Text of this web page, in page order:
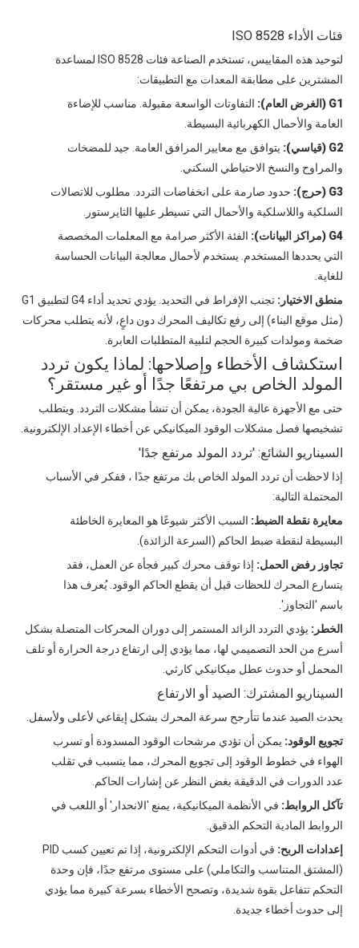
فئات الأداء ISO 8528
لتوحيد هذه المقاييس، تستخدم الصناعة فئات ISO 8528 لمساعدة
المشترين على مطابقة المعدات مع التطبيقات:
G1 (الغرض العام):
التفاوتات الواسعة مقبولة. مناسب للإضاءة
العامة والأحمال الكهربائية البسيطة.
G2 (قياسي):
يتوافق مع معايير المرافق العامة. جيد للمضخات
والمراوح والنسخ الاحتياطي السكني.
G3 (حرج):
حدود صارمة على انخفاضات التردد. مطلوب للاتصالات
السلكية واللاسلكية والأحمال التي تسيطر عليها الثايرستور.
G4 (مراكز البيانات):
الفئة الأكثر صرامة مع المعلمات المخصصة
التي يحددها المستخدم. يستخدم لأحمال معالجة البيانات الحساسة
للغاية.
منطق الاختيار:
تجنب الإفراط في التحديد. يؤدي تحديد أداء G4 لتطبيق G1
(مثل موقع البناء) إلى رفع تكاليف المحرك دون داعٍ، لأنه يتطلب محركات
ضخمة ومولدات كبيرة الحجم لتلبية المتطلبات العابرة.
استكشاف الأخطاء وإصلاحها: لماذا يكون تردد
المولد الخاص بي مرتفعًا جدًا أو غير مستقر؟
حتى مع الأجهزة عالية الجودة، يمكن أن تنشأ مشكلات التردد. ويتطلب
تشخيصها فصل مشكلات الوقود الميكانيكي عن أخطاء الإعداد الإلكترونية.
السيناريو الشائع: 'تردد المولد مرتفع جدًا'
إذا لاحظت أن تردد المولد الخاص بك مرتفع جدًا ، ففكر في الأسباب
المحتملة التالية:
معايرة نقطة الضبط: السبب الأكثر شيوعًا هو المعايرة الخاطئة
البسيطة لنقطة ضبط الحاكم (السرعة الزائدة).
تجاوز رفض الحمل: إذا توقف محرك كبير فجأة عن العمل، فقد
يتسارع المحرك للحظات قبل أن يقطع الحاكم الوقود. يُعرف هذا
باسم 'التجاوز'.
الخطر: يؤدي التردد الزائد المستمر إلى دوران المحركات المتصلة بشكل
أسرع من الحد التصميمي لها، مما يؤدي إلى ارتفاع درجة الحرارة أو تلف
المحمل أو حدوث عطل ميكانيكي كارثي.
السيناريو المشترك: الصيد أو الارتفاع
يحدث الصيد عندما تتأرجح سرعة المحرك بشكل إيقاعي لأعلى ولأسفل.
تجويع الوقود: يمكن أن تؤدي مرشحات الوقود المسدودة أو تسرب
الهواء في خطوط الوقود إلى تجويع المحرك، مما يتسبب في تقلب
عدد الدورات في الدقيقة بغض النظر عن إشارات الحاكم.
تآكل الروابط: في الأنظمة الميكانيكية، يمنع 'الانحدار' أو اللعب في
الروابط المادية التحكم الدقيق.
إعدادات الربح:
في أدوات التحكم الإلكترونية، إذا تم تعيين كسب PID
(المشتق المتناسب والتكاملي) على مستوى مرتفع جدًا، فإن وحدة
التحكم تتفاعل بقوة شديدة، وتصحح الأخطاء بسرعة كبيرة مما يؤدي
إلى حدوث أخطاء جديدة.